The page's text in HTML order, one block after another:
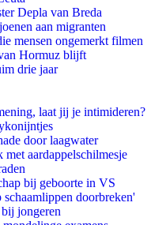
Depla van Breda
aan migranten
mensen ongemerkt filmen
Hormuz blijft
drie jaar
laat jij je intimideren?
door laagwater
aardappelschilmesje
bij geboorte in VS
doorbreken'
jongeren